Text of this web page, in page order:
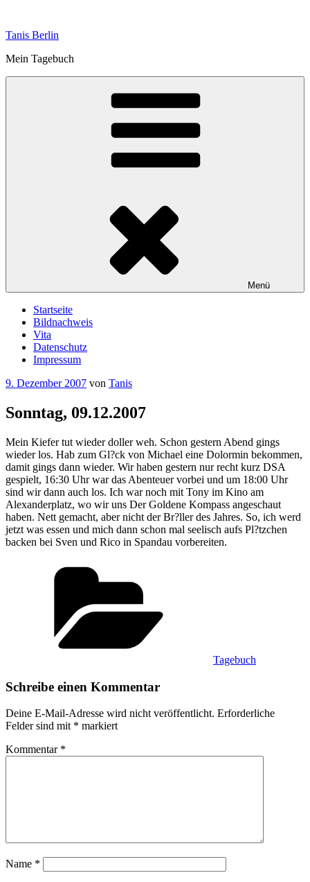
springen
Tanis Berlin
Mein Tagebuch
Menü
Startseite
Bildnachweis
Vita
Datenschutz
Impressum
Veröffentlicht
9. Dezember 2007 von Tanis
Sonntag, 09.12.2007
Mein Kiefer tut wieder doller weh. Schon gestern Abend gings
wieder los. Hab zum Gl?ck von Michael eine Dolormin bekommen,
damit gings dann wieder. Wir haben gestern nur recht kurz DSA
gespielt, 16:30 Uhr war das Abenteuer vorbei und um 18:00 Uhr
sind wir dann auch los. Ich war noch mit Tony im Kino am
Alexanderplatz, wo wir uns Der Goldene Kompass angeschaut
haben. Nett gemacht, aber nicht der Br?ller des Jahres. So, ich werd
jetzt was essen und mich dann schon mal seelisch aufs Pl?tzchen
backen bei Sven und Rico in Spandau vorbereiten.
Tagebuch
Schreibe einen Kommentar
Deine E-Mail-Adresse wird nicht veröffentlicht. Erforderliche
Felder sind mit * markiert
Kommentar *
Name *